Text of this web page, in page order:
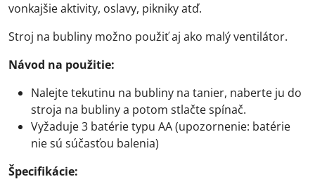
vonkajšie aktivity, oslavy, pikniky atď.
Stroj na bubliny možno použiť aj ako malý ventilátor.
Návod na použitie:
Nalejte tekutinu na bubliny na tanier, naberte ju do
stroja na bubliny a potom stlačte spínač.
Vyžaduje 3 batérie typu AA (upozornenie: batérie
nie sú súčasťou balenia)
Špecifikácie: